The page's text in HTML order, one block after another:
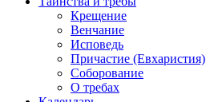
Крещение
Венчание
Исповедь
Причастие (Евхаристия)
Соборование
О требах